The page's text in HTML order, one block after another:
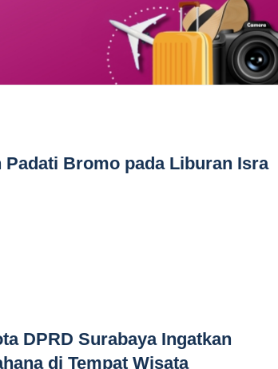
Bromo pada Liburan Isra
DPRD Surabaya Ingatkan
di Tempat Wisata